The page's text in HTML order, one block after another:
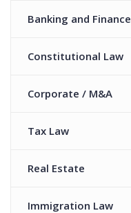
Banking and Finance
Constitutional Law
Corporate / M&A
Tax Law
Real Estate
Immigration Law